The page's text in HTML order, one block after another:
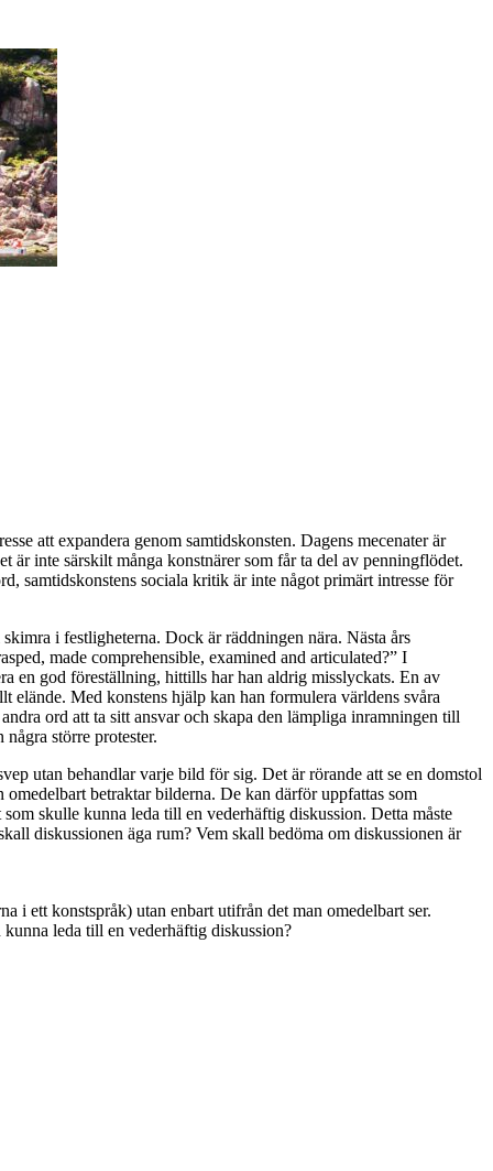
att expandera genom samtidskonsten. Dagens mecenater är
är inte särskilt många konstnärer som får ta del av penningflödet.
samtidskonstens sociala kritik är inte något primärt intresse för
i festligheterna. Dock är räddningen nära. Nästa års
made comprehensible, examined and articulated?” I
en god föreställning, hittills har han aldrig misslyckats. En av
elände. Med konstens hjälp kan han formulera världens svåra
ord att ta sitt ansvar och skapa den lämpliga inramningen till
större protester.
utan behandlar varje bild för sig. Det är rörande att se en domstol
betraktar bilderna. De kan därför uppfattas som
skulle kunna leda till en vederhäftig diskussion. Detta måste
diskussionen äga rum? Vem skall bedöma om diskussionen är
i ett konstspråk) utan enbart utifrån det man omedelbart ser.
leda till en vederhäftig diskussion?